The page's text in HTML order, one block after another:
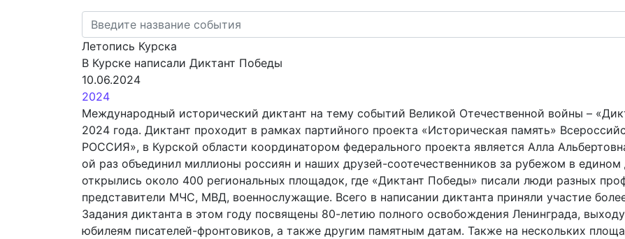
Летопись Курска
В Курске написали Диктант Победы
10.06.2024
2024
Международный исторический диктант на тему событий Великой Отечественной войны –
2024 года. Диктант проходит в рамках партийного проекта «Историческая память»
РОССИЯ», в Курской области координатором федерального проекта является Алла
ой раз объединил миллионы россиян и наших друзей-соотечественников за рубежом в едином
открылись около 400 региональных площадок, где «Диктант Победы» писали люди разных
представители МЧС, МВД, военнослужащие. Всего в написании диктанта приняли участие
Задания диктанта в этом году посвящены 80-летию полного освобождения Ленинграда,
юбилеям писателей-фронтовиков, а также другим памятным датам. Также на нескольких